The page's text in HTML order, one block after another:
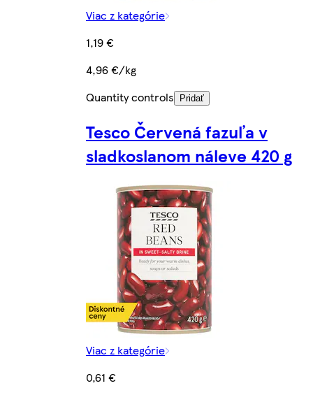
Viac z kategórie
1,19 €
4,96 €/kg
Quantity controls
Pridať
Tesco Červená fazuľa v
sladkoslanom náleve 420 g
Viac z kategórie
0,61 €